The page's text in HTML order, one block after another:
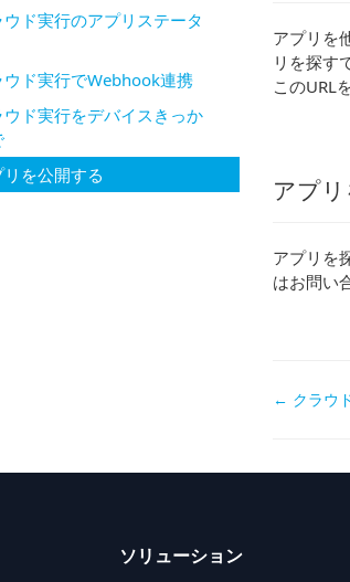
ウド実行のアプリステータ
ウド実行でWebhook連携
ウド実行をデバイスきっか
リを公開する
アプリを
リを探す
このURL
アプ
アプリを
はお問い
Doc
← クラウ
ソリューション